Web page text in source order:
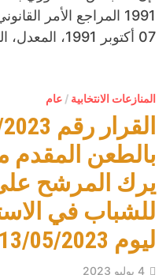
07 أكتوبر 1991، المعدل، المتعلق بانتخاب النواب في …
المنازعات الانتخابية /عام
بالطعن
يرك المرشح على
للشباب في
ليوم 13/05/2023
4 يوليو 2023